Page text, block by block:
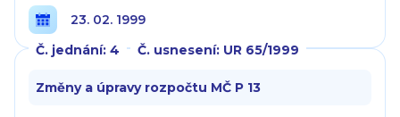
23. 02. 1999
Č. jednání: 4
Č. usnesení: UR 65/1999
Změny a úpravy rozpočtu MČ P 13